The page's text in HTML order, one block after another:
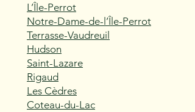
L’Île-Perrot
Notre-Dame-de-l’Île-Perrot
Terrasse-Vaudreuil
Hudson
Saint-Lazare
Rigaud
Les Cèdres
Coteau-du-Lac